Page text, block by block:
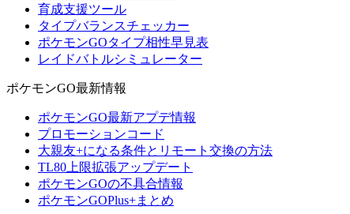
育成支援ツール
タイプバランスチェッカー
ポケモンGOタイプ相性早見表
レイドバトルシミュレーター
ポケモンGO最新情報
ポケモンGO最新アプデ情報
プロモーションコード
大親友+になる条件とリモート交換の方法
TL80上限拡張アップデート
ポケモンGOの不具合情報
ポケモンGOPlus+まとめ